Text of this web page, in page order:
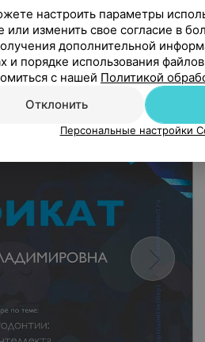
«ЭверестДент».
настроить параметры
или изменить свое согласие в
дополнительной
и порядке использования
с нашей Политикой
Отклонить
Персональные настройки